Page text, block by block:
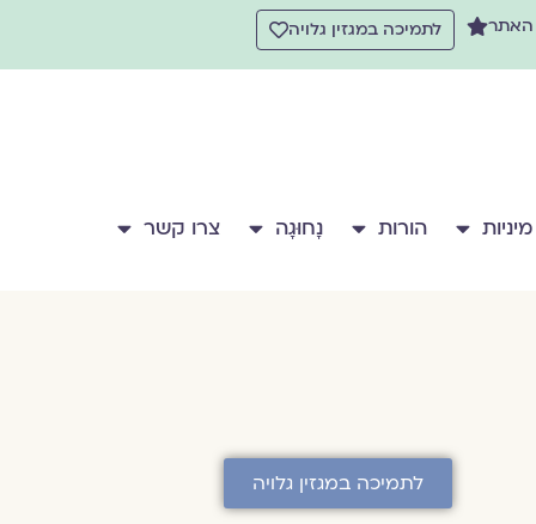
האתר לתמיכה במגזין גלויה
מיניות הורות נָחוּגָה צרו קשר
לתמיכה במגזין גלויה